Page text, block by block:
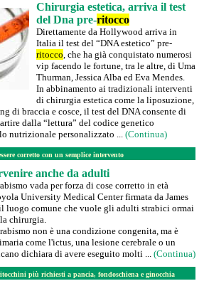
Chirurgia estetica, arriva il test
del Dna pre-ritocco
Direttamente da Hollywood arriva in
Italia il test del “DNA estetico” pre-
ritocco, che ha già conquistato numerosi
vip facendo le fortune, tra le altre, di Uma
Thurman, Jessica Alba ed Eva Mendes.
In abbinamento ai tradizionali interventi
di chirurgia estetica come la liposuzione,
di braccia e cosce, il test del DNA consente di
dalla “lettura” del codice genetico
nutrizionale personalizzato ... (Continua)
corretto con un semplice intervento
anche da adulti
vada per forza di cose corretto in età
University Medical Center firmata da James
luogo comune che vuole gli adulti strabici ormai
chirurgia.
non è una condizione congenita, ma è
come l'ictus, una lesione cerebrale o un
dichiara di avere eseguito molti ... (Continua)
più richiesti a pancia, fondoschiena e ginocchia